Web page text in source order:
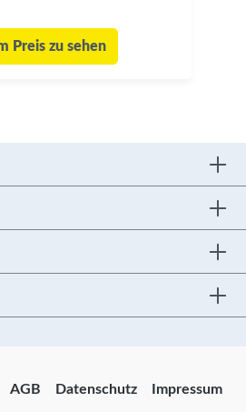
Preis zu sehen
AGB Datenschutz Impressum